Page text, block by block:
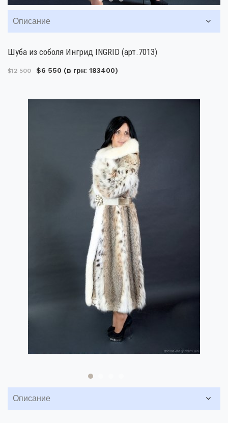
Описание
Шуба из соболя Ингрид INGRID (арт.7013)
$12 500 $6 550 (в грн: 183400)
Описание